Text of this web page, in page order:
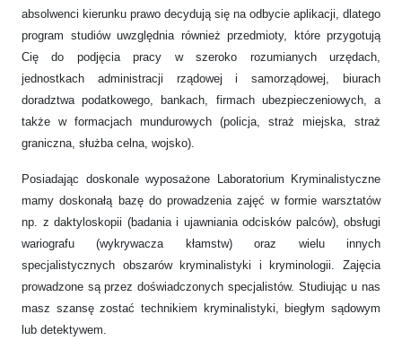
absolwenci kierunku prawo decydują się na odbycie aplikacji, dlatego
program studiów uwzględnia również przedmioty, które przygotują
Cię do podjęcia pracy w szeroko rozumianych urzędach,
jednostkach administracji rządowej i samorządowej, biurach
doradztwa podatkowego, bankach, firmach ubezpieczeniowych, a
także w formacjach mundurowych (policja, straż miejska, straż
graniczna, służba celna, wojsko).
Posiadając doskonale wyposażone Laboratorium Kryminalistyczne
mamy doskonałą bazę do prowadzenia zajęć w formie warsztatów
np. z daktyloskopii (badania i ujawniania odcisków palców), obsługi
wariografu (wykrywacza kłamstw) oraz wielu innych
specjalistycznych obszarów kryminalistyki i kryminologii. Zajęcia
prowadzone są przez doświadczonych specjalistów. Studiując u nas
masz szansę zostać technikiem kryminalistyki, biegłym sądowym
lub detektywem.